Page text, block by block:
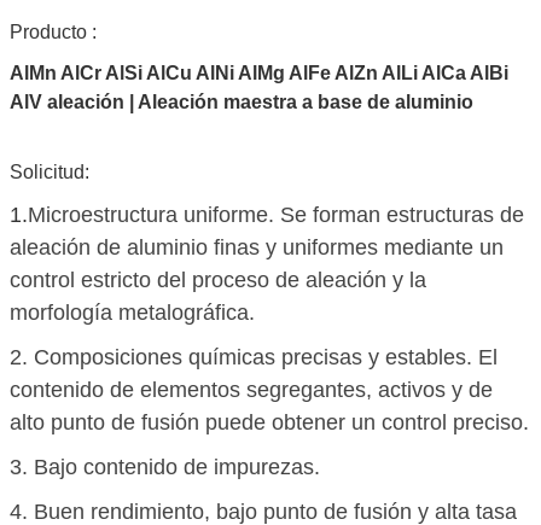
Producto :
AlMn AlCr AlSi AlCu AlNi AlMg AlFe AlZn AlLi AlCa AlBi
AlV aleación | Aleación maestra a base de aluminio
Solicitud:
1.Microestructura uniforme. Se forman estructuras de
aleación de aluminio finas y uniformes mediante un
control estricto del proceso de aleación y la
morfología metalográfica.
2. Composiciones químicas precisas y estables. El
contenido de elementos segregantes, activos y de
alto punto de fusión puede obtener un control preciso.
3. Bajo contenido de impurezas.
4. Buen rendimiento, bajo punto de fusión y alta tasa